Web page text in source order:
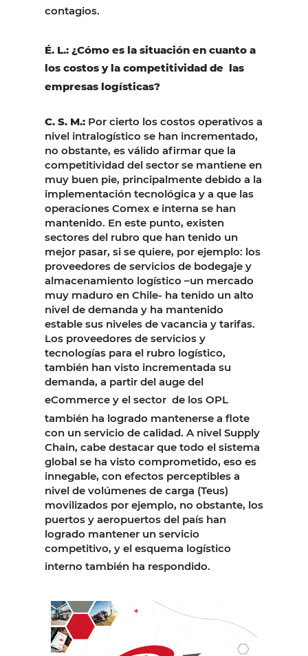
contagios.
É. L.: ¿Cómo es la situación en cuanto a
los costos y la competitividad de las
empresas logísticas?
C. S. M.: Por cierto los costos operativos a
nivel intralogístico se han incrementado,
no obstante, es válido afirmar que la
competitividad del sector se mantiene en
muy buen pie, principalmente debido a la
implementación tecnológica y a que las
operaciones Comex e interna se han
mantenido. En este punto, existen
sectores del rubro que han tenido un
mejor pasar, si se quiere, por ejemplo: los
proveedores de servicios de bodegaje y
almacenamiento logístico –un mercado
muy maduro en Chile- ha tenido un alto
nivel de demanda y ha mantenido
estable sus niveles de vacancia y tarifas.
Los proveedores de servicios y
tecnologías para el rubro logístico,
también han visto incrementada su
demanda, a partir del auge del
eCommerce y el sector de los OPL
también ha logrado mantenerse a flote
con un servicio de calidad. A nivel Supply
Chain, cabe destacar que todo el sistema
global se ha visto comprometido, eso es
innegable, con efectos perceptibles a
nivel de volúmenes de carga (Teus)
movilizados por ejemplo, no obstante, los
puertos y aeropuertos del país han
logrado mantener un servicio
competitivo, y el esquema logístico
interno también ha respondido.